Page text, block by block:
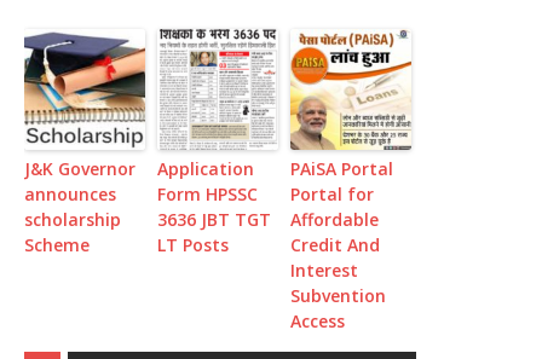
J&K Governor
announces
scholarship
Scheme
Application
Form HPSSC
3636 JBT TGT
LT Posts
PAiSA Portal
Portal for
Affordable
Credit And
Interest
Subvention
Access